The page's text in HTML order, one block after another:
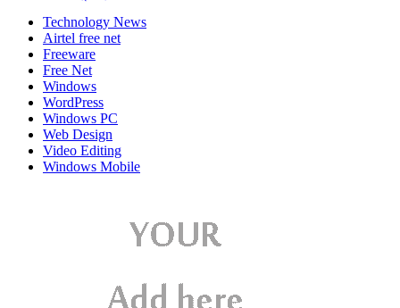
Technology News
Airtel free net
Freeware
Free Net
Windows
WordPress
Windows PC
Web Design
Video Editing
Windows Mobile